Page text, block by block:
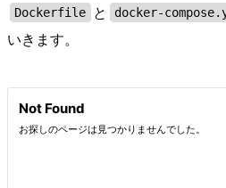
Dockerfile と docker-
いきます。